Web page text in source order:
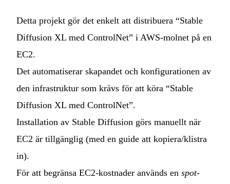
Detta projekt gör det enkelt att distribuera “Stable
Diffusion XL med ControlNet” i AWS-molnet på en
EC2.
Det automatiserar skapandet och konfigurationen av
den infrastruktur som krävs för att köra “Stable
Diffusion XL med ControlNet”.
Installation av Stable Diffusion görs manuellt när
EC2 är tillgänglig (med en guide att kopiera/klistra
in).
För att begränsa EC2-kostnader används en spot-